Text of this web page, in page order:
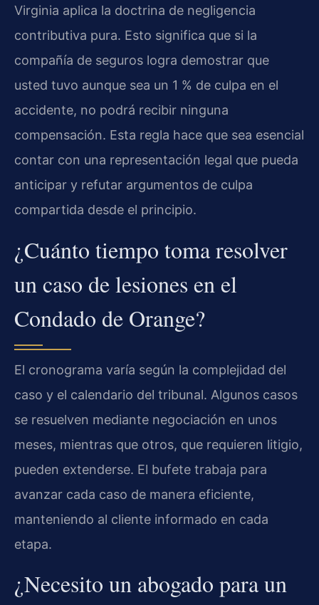
Virginia aplica la doctrina de negligencia
contributiva pura. Esto significa que si la
compañía de seguros logra demostrar que
usted tuvo aunque sea un 1 % de culpa en el
accidente, no podrá recibir ninguna
compensación. Esta regla hace que sea esencial
contar con una representación legal que pueda
anticipar y refutar argumentos de culpa
compartida desde el principio.
¿Cuánto tiempo toma resolver
un caso de lesiones en el
Condado de Orange?
El cronograma varía según la complejidad del
caso y el calendario del tribunal. Algunos casos
se resuelven mediante negociación en unos
meses, mientras que otros, que requieren litigio,
pueden extenderse. El bufete trabaja para
avanzar cada caso de manera eficiente,
manteniendo al cliente informado en cada
etapa.
¿Necesito un abogado para un